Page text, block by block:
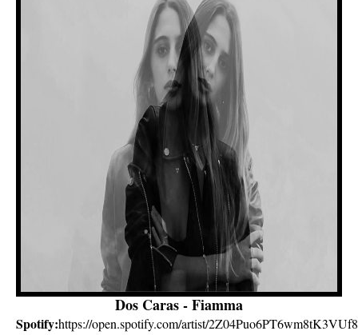
Dos Caras - Fiamma
Spotify:https://open.spotify.com/artist/